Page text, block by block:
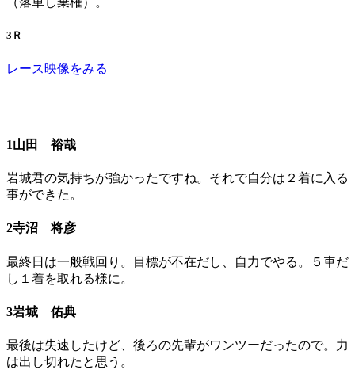
3Ｒ
レース映像をみる
1山田 裕哉
岩城君の気持ちが強かったですね。それで自分は２着に入る
事ができた。
2寺沼 将彦
最終日は一般戦回り。目標が不在だし、自力でやる。５車だ
し１着を取れる様に。
3岩城 佑典
最後は失速したけど、後ろの先輩がワンツーだったので。力
は出し切れたと思う。